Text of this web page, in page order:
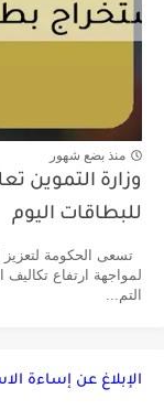
منذ بضع شهور
للبطاقات اليوم
تسعى الحكومة لتعزيز
لمواجهة ارتفاع
التم...
الإبلاغ عن إساءة